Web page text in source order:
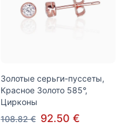
Золотые серьги-пуссеты,
Красное Золото 585°,
Цирконы
108.82 € 92.50 €